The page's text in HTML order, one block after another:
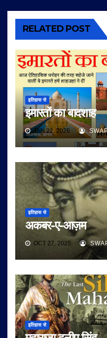
RELATED POST
इतिहास से
इमारतों का बादशाह
JAN 22, 2026
इतिहास से
अकबर-ए-आज़म
OCT 27, 2025
इतिहास से